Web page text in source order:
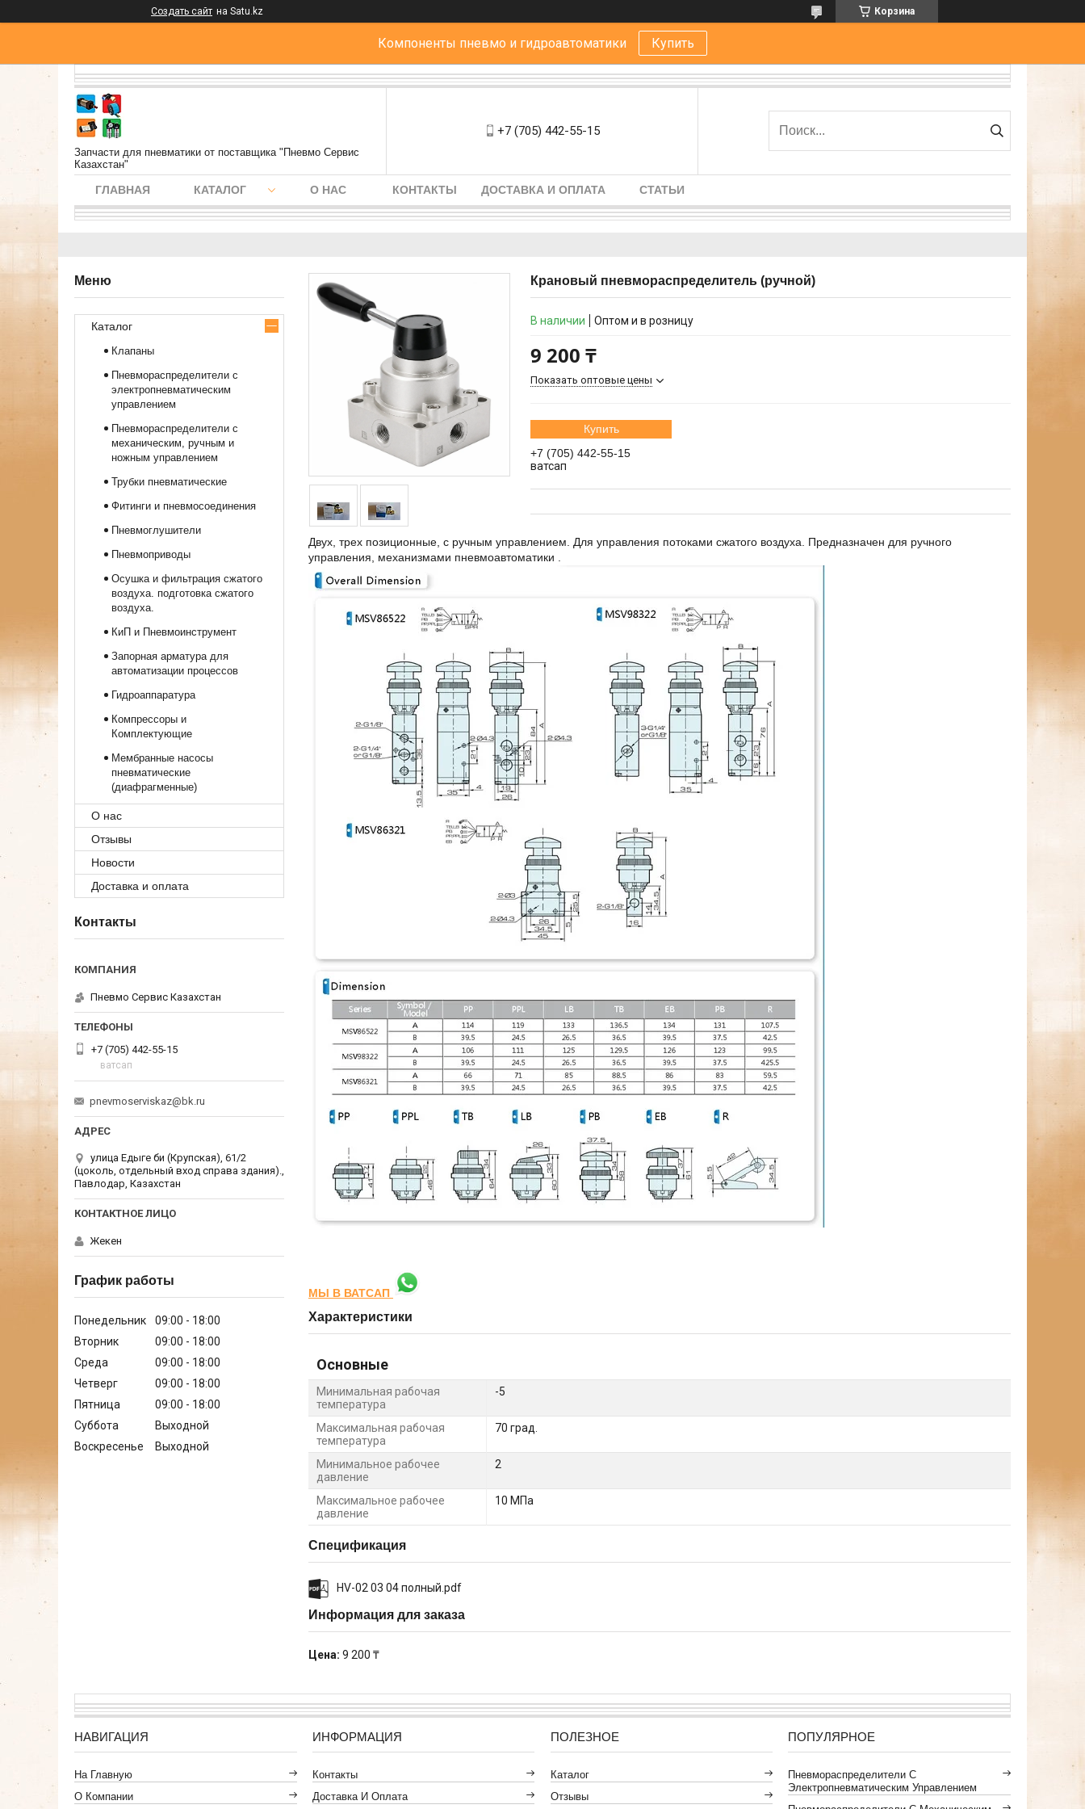
Создать сайт на Satu.kz Корзина
Компоненты пневмо и гидроавтоматики Купить
Запчасти для пневматики от поставщика "Пневмо Сервис
Казахстан"
+7 (705) 442-55-15
ГЛАВНАЯ КАТАЛОГ О НАС КОНТАКТЫ ДОСТАВКА И ОПЛАТА СТАТЬИ
Крановый пневмораспределитель (ручной)
В наличии Оптом и в розницу
9 200 ₸
Показать оптовые цены
Купить
+7 (705) 442-55-15
ватсап
Двух, трех позиционные, с ручным управлением. Для управления потоками сжатого воздуха. Предназначен для ручного
управления, механизмами пневмоавтоматики .
МЫ В ВАТСАП
Характеристики
Основные
Минимальная рабочая
температура
-5
Максимальная рабочая
температура
70 град.
Минимальное рабочее
давление
2
Максимальное рабочее
давление
10 МПа
Спецификация
HV-02 03 04 полный.pdf
Информация для заказа
Цена: 9 200 ₸
Каталог
Клапаны
Пневмораспределители с
электропневматическим
управлением
Пневмораспределители с
механическим, ручным и
ножным управлением
Трубки пневматические
Фитинги и пневмосоединения
Пневмоглушители
Пневмоприводы
Осушка и фильтрация сжатого
воздуха. подготовка сжатого
воздуха.
КиП и Пневмоинструмент
Запорная арматура для
автоматизации процессов
Гидроаппаратура
Компрессоры и
Комплектующие
Мембранные насосы
пневматические
(диафрагменные)
О нас
Отзывы
Новости
Доставка и оплата
Контакты
Пневмо Сервис Казахстан
+7 (705) 442-55-15
ватсап
pnevmoserviskaz@bk.ru
улица Едыге би (Крупская), 61/2
(цоколь, отдельный вход справа здания).,
Павлодар, Казахстан
Жекен
График работы
Понедельник 09:00
18:00
Вторник
09:00
18:00
Среда
09:00
18:00
Четверг
09:00
18:00
Пятница
09:00
18:00
Суббота
Выходной
Воскресенье
Выходной
НАВИГАЦИЯ
На Главную
О Компании
ИНФОРМАЦИЯ
Контакты
Доставка И Оплата
ПОЛЕЗНОЕ
Каталог
Отзывы
ПОПУЛЯРНОЕ
Пневмораспределители С
Электропневматическим Управлением